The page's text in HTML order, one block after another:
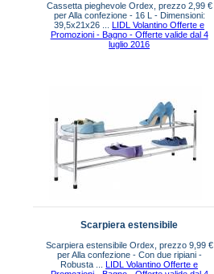
Cassetta pieghevole Ordex, prezzo 2,99 €
per Alla confezione - 16 L - Dimensioni:
39,5x21x26 ...LIDL Volantino Offerte e
Promozioni - Bagno - Offerte valide dal 4
luglio 2016
Scarpiera estensibile
Scarpiera estensibile Ordex, prezzo 9,99 €
per Alla confezione - Con due ripiani -
Robusta ...LIDL Volantino Offerte e